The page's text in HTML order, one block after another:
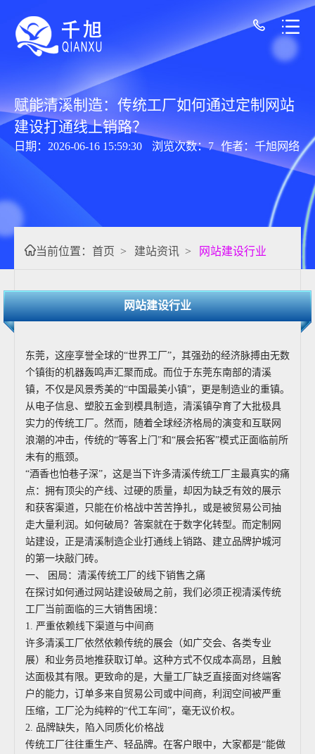
赋能清溪制造：传统工厂如何通过定制网站
建设打通线上销路？
日期：2026-06-16 15:59:30 浏览次数：7 作者：千旭网络
当前位置： 首页 > 建站资讯 > 网站建设行业
网站建设行业
东莞，这座享誉全球的“世界工厂”，其强劲的经济脉搏由无数
个镇街的机器轰鸣声汇聚而成。而位于东莞东南部的清溪
镇，不仅是风景秀美的“中国最美小镇”，更是制造业的重镇。
从电子信息、塑胶五金到模具制造，清溪镇孕育了大批极具
实力的传统工厂。然而，随着全球经济格局的演变和互联网
浪潮的冲击，传统的“等客上门”和“展会拓客”模式正面临前所
未有的瓶颈。
“酒香也怕巷子深”，这是当下许多清溪传统工厂主最真实的痛
点：拥有顶尖的产线、过硬的质量，却因为缺乏有效的展示
和获客渠道，只能在价格战中苦苦挣扎，或是被贸易公司抽
走大量利润。如何破局？答案就在于数字化转型。而定制网
站建设，正是清溪制造企业打通线上销路、建立品牌护城河
的第一块敲门砖。
一、 困局：清溪传统工厂的线下销售之痛
在探讨如何通过网站建设破局之前，我们必须正视清溪传统
工厂当前面临的三大销售困境：
1. 严重依赖线下渠道与中间商
许多清溪工厂依然依赖传统的展会（如广交会、各类专业
展）和业务员地推获取订单。这种方式不仅成本高昂，且触
达面极其有限。更致命的是，大量工厂缺乏直接面对终端客
户的能力，订单多来自贸易公司或中间商，利润空间被严重
压缩，工厂沦为纯粹的“代工车间”，毫无议价权。
2. 品牌缺失，陷入同质化价格战
传统工厂往往重生产、轻品牌。在客户眼中，大家都是“能做